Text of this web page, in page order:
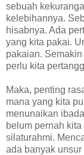
sebuah
kelebihannya.
hisabnya. Ada
yang kita pakai.
pakaian.
perlu kita
Maka, penting
mana yang kita
menunaikan
belum pernah
silaturahmi.
ada banyak